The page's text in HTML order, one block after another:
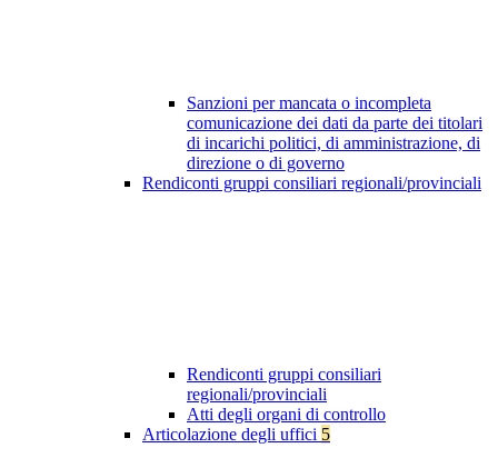
Sanzioni per mancata o incompleta
comunicazione dei dati da parte dei titolari
di incarichi politici, di amministrazione, di
direzione o di governo
Rendiconti gruppi consiliari regionali/provinciali
Rendiconti gruppi consiliari
regionali/provinciali
Atti degli organi di controllo
Articolazione degli uffici 5